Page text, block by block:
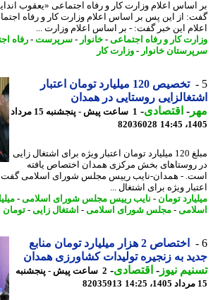
اعلام وزارت کار و رفاه اجتماعی «یعقوب اندایش»
از این پس بر اساس اعلام وزارت کار و رفاه اجتماعی
این خبر گفت: - بر اساس اعلام وزارت ...
کار و رفاه اجتماعی-خانوار-سرپرست -رفاه
خانوار-وزارت کار
تخصیص 120 میلیارد تومان اعتبار
روستایی در همدان
-اقتصادی-
1 ساعت پیش - پنجشنبه 15 مرداد
82036028
مبلغ 120 میلیارد تومان اعتبار ویژه برای اشتغال زایی
بخش مرکزی همدان اختصاص یافته
ویژه برای اشتغال ...
تومان-نایب رییس مجلس شورای اسلامی-میلیارد-
-مجلس شورای اسلامی-اشتغال زایی- تومان
اختصاص 2 هزار میلیارد تومان منابع
به زنجیره تولیدات کشاورزی همدان
نیوز-اقتصادی- 2 ساعت پیش - پنجشنبه
82035913